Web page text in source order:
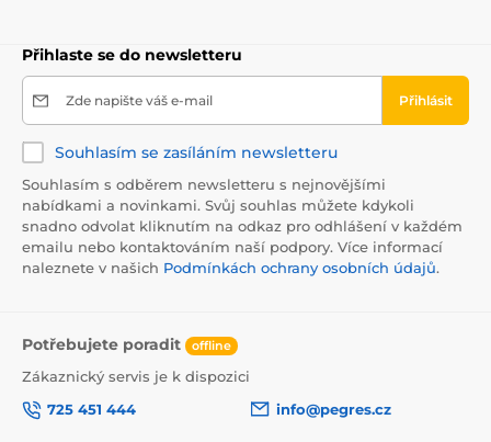
Přihlaste se do newsletteru
Zde napište váš e-mail Přihlásit
Souhlasím se zasíláním newsletteru
Souhlasím s odběrem newsletteru s nejnovějšími
nabídkami a novinkami. Svůj souhlas můžete kdykoli
snadno odvolat kliknutím na odkaz pro odhlášení v každém
emailu nebo kontaktováním naší podpory. Více informací
naleznete v našich Podmínkách ochrany osobních údajů.
Potřebujete poradit offline
Zákaznický servis je k dispozici
725 451 444
info@pegres.cz